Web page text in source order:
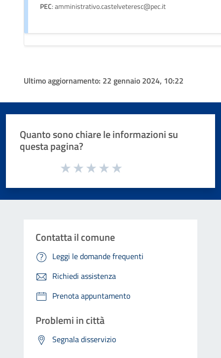
PEC: amministrativo.castelveteresc@pec.it
Ultimo aggiornamento: 22 gennaio 2024, 10:22
Quanto sono chiare le informazioni su
questa pagina?
Valuta da 1 a 5 stelle la pagina
Contatta il comune
Leggi le domande frequenti
Richiedi assistenza
Prenota appuntamento
Problemi in città
Segnala disservizio